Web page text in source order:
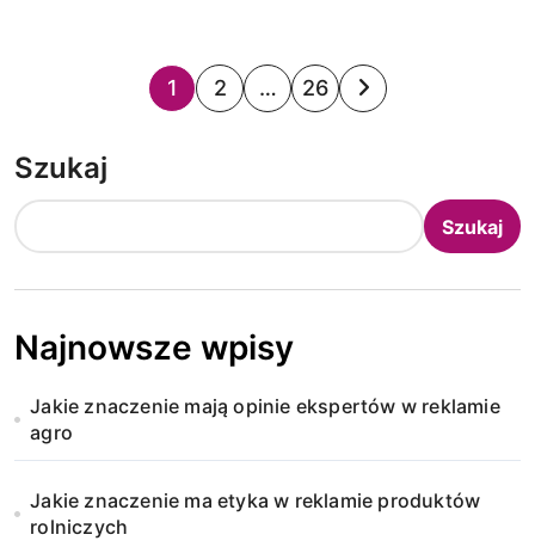
S
n
i
1 2 … 26
Szukaj
Szukaj
Najnowsze wpisy
Jakie znaczenie mają opinie ekspertów w reklamie
agro
Jakie znaczenie ma etyka w reklamie produktów
rolniczych